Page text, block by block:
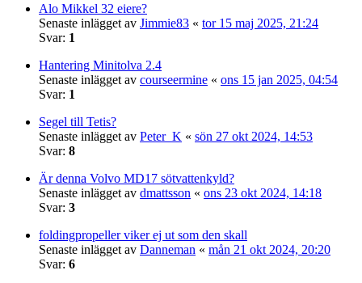
Alo Mikkel 32 eiere?
Senaste inlägget av Jimmie83 « tor 15 maj 2025, 21:24
Svar: 1
Hantering Minitolva 2.4
Senaste inlägget av courseermine « ons 15 jan 2025, 04:54
Svar: 1
Segel till Tetis?
Senaste inlägget av Peter_K « sön 27 okt 2024, 14:53
Svar: 8
Är denna Volvo MD17 sötvattenkyld?
Senaste inlägget av dmattsson « ons 23 okt 2024, 14:18
Svar: 3
foldingpropeller viker ej ut som den skall
Senaste inlägget av Danneman « mån 21 okt 2024, 20:20
Svar: 6